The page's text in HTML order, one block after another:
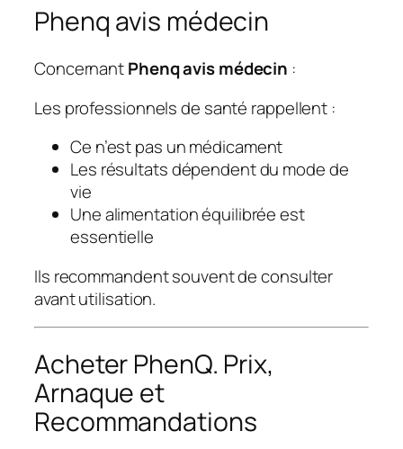
Phenq avis médecin
ConcernantPhenq avis médecin :
Les professionnels de santé rappellent :
Ce n’est pas un médicament
Les résultats dépendent du mode de
vie
Une alimentation équilibrée est
essentielle
Ils recommandent souvent de consulter
avant utilisation.
Acheter PhenQ. Prix,
Arnaque et
Recommandations